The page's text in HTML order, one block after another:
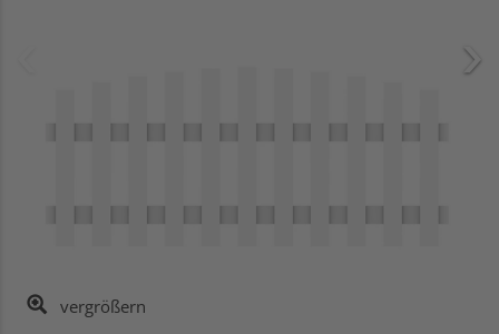
vergrößern